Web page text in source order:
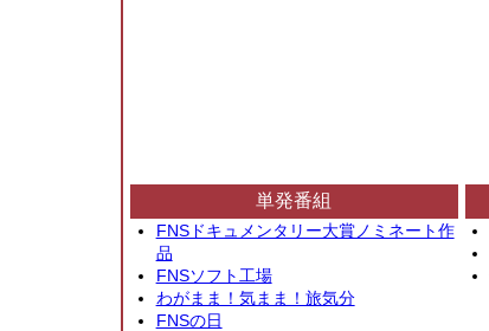
単発番組
FNSドキュメンタリー大賞ノミネート作
品
FNSソフト工場
わがまま！気まま！旅気分
FNSの日